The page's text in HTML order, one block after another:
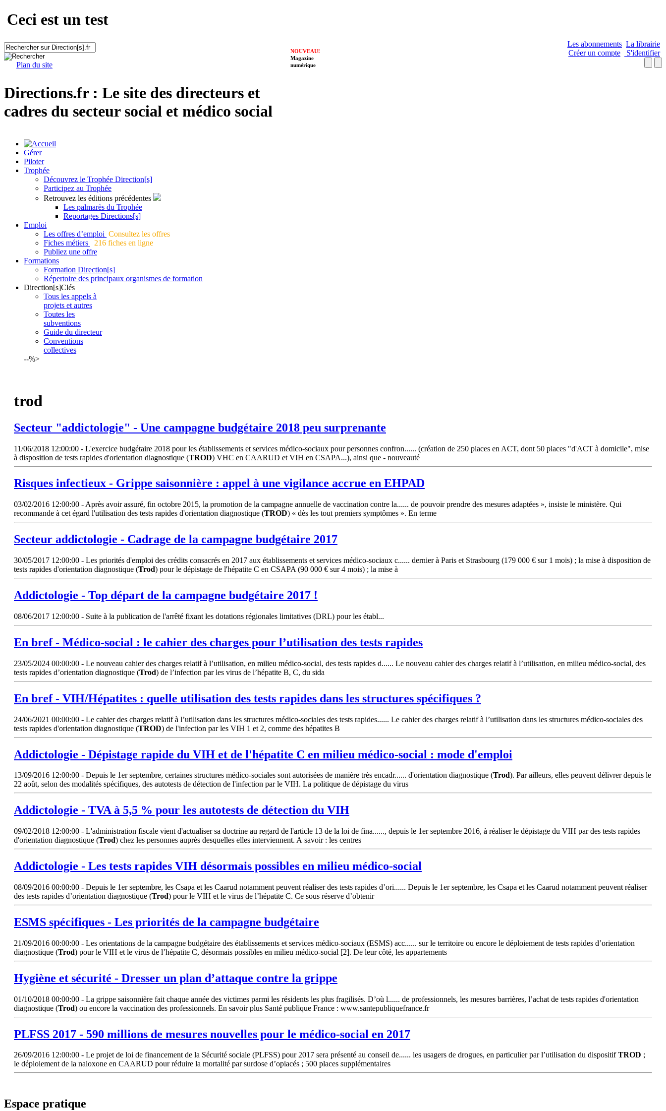
Ceci est un test
Plan du site
Les abonnements La librairie
Créer un compte
S'identifier
NOUVEAU!
Magazine
numérique
Directions.fr : Le site des directeurs et
cadres du secteur social et médico social
Gérer
Piloter
Trophée
Découvrez le Trophée Direction[s]
Participez au Trophée
Retrouvez les éditions précédentes
Les palmarès du Trophée
Reportages Directions[s]
Emploi
Les offres d’emploi Consultez les offres
Fiches métiers
216 fiches en ligne
Publiez une offre
Formations
Formation Direction[s]
Répertoire des principaux organismes de formation
Direction[s]Clés
Tous les appels à
projets et autres
Toutes les
subventions
Guide du directeur
Conventions
collectives
--%>
trod
Secteur "addictologie" - Une campagne budgétaire 2018 peu surprenante
11/06/2018 12:00:00 - L'exercice budgétaire 2018 pour les établissements et services médico-sociaux pour personnes confron...... (création de 250 places en ACT, dont 50 places "d'ACT à domicile", mise
à disposition de tests rapides d'orientation diagnostique (TROD) VHC en CAARUD et VIH en CSAPA...), ainsi que - nouveauté
Risques infectieux - Grippe saisonnière : appel à une vigilance accrue en EHPAD
03/02/2016 12:00:00 - Après avoir assuré, fin octobre 2015, la promotion de la campagne annuelle de vaccination contre la...... de pouvoir prendre des mesures adaptées », insiste le ministère. Qui
recommande à cet égard l'utilisation des tests rapides d'orientation diagnostique (TROD) « dès les tout premiers symptômes ». En terme
Secteur addictologie - Cadrage de la campagne budgétaire 2017
30/05/2017 12:00:00 - Les priorités d'emploi des crédits consacrés en 2017 aux établissements et services médico-sociaux c...... dernier à Paris et Strasbourg (179 000 € sur 1 mois) ; la mise à disposition de
tests rapides d'orientation diagnostique (Trod) pour le dépistage de l'hépatite C en CSAPA (90 000 € sur 4 mois) ; la mise à
Addictologie - Top départ de la campagne budgétaire 2017 !
08/06/2017 12:00:00 - Suite à la publication de l'arrêté fixant les dotations régionales limitatives (DRL) pour les établ...
En bref - Médico-social : le cahier des charges pour l’utilisation des tests rapides
23/05/2024 00:00:00 - Le nouveau cahier des charges relatif à l’utilisation, en milieu médico-social, des tests rapides d...... Le nouveau cahier des charges relatif à l’utilisation, en milieu médico-social, des
tests rapides d’orientation diagnostique (Trod) de l’infection par les virus de l’hépatite B, C, du sida
En bref - VIH/Hépatites : quelle utilisation des tests rapides dans les structures spécifiques ?
24/06/2021 00:00:00 - Le cahier des charges relatif à l’utilisation dans les structures médico-sociales des tests rapides...... Le cahier des charges relatif à l’utilisation dans les structures médico-sociales des
tests rapides d'orientation diagnostique (TROD) de l'infection par les VIH 1 et 2, comme des hépatites B
Addictologie - Dépistage rapide du VIH et de l'hépatite C en milieu médico-social : mode d'emploi
13/09/2016 12:00:00 - Depuis le 1er septembre, certaines structures médico-sociales sont autorisées de manière très encadr...... d'orientation diagnostique (Trod). Par ailleurs, elles peuvent délivrer depuis le
22 août, selon des modalités spécifiques, des autotests de détection de l'infection par le VIH. La politique de dépistage du virus
Addictologie - TVA à 5,5 % pour les autotests de détection du VIH
09/02/2018 12:00:00 - L'administration fiscale vient d'actualiser sa doctrine au regard de l'article 13 de la loi de fina......, depuis le 1er septembre 2016, à réaliser le dépistage du VIH par des tests rapides
d'orientation diagnostique (Trod) chez les personnes auprès desquelles elles interviennent. A savoir : les centres
Addictologie - Les tests rapides VIH désormais possibles en milieu médico-social
08/09/2016 00:00:00 - Depuis le 1er septembre, les Csapa et les Caarud notamment peuvent réaliser des tests rapides d’ori...... Depuis le 1er septembre, les Csapa et les Caarud notamment peuvent réaliser
des tests rapides d’orientation diagnostique (Trod) pour le VIH et le virus de l’hépatite C. Ce sous réserve d’obtenir
ESMS spécifiques - Les priorités de la campagne budgétaire
21/09/2016 00:00:00 - Les orientations de la campagne budgétaire des établissements et services médico-sociaux (ESMS) acc...... sur le territoire ou encore le déploiement de tests rapides d’orientation
diagnostique (Trod) pour le VIH et le virus de l’hépatite C, désormais possibles en milieu médico-social [2]. De leur côté, les appartements
Hygiène et sécurité - Dresser un plan d’attaque contre la grippe
01/10/2018 00:00:00 - La grippe saisonnière fait chaque année des victimes parmi les résidents les plus fragilisés. D’où l...... de professionnels, les mesures barrières, l’achat de tests rapides d'orientation
diagnostique (Trod) ou encore la vaccination des professionnels. En savoir plus Santé publique France : www.santepubliquefrance.fr
PLFSS 2017 - 590 millions de mesures nouvelles pour le médico-social en 2017
26/09/2016 12:00:00 - Le projet de loi de financement de la Sécurité sociale (PLFSS) pour 2017 sera présenté au conseil de...... les usagers de drogues, en particulier par l’utilisation du dispositifTROD ;
le déploiement de la naloxone en CAARUD pour réduire la mortalité par surdose d’opiacés ; 500 places supplémentaires
Espace pratique